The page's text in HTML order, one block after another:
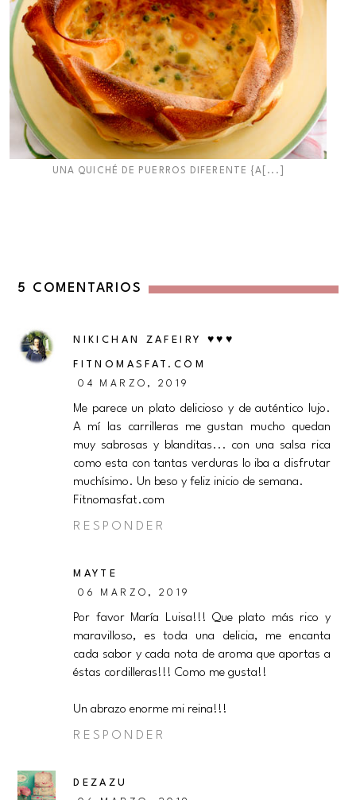
UNA QUICHÉ DE PUERROS DIFERENTE {A[...]
5 COMENTARIOS
NIKICHAN ZAFEIRY ♥♥♥
FITNOMASFAT.COM
04 MARZO, 2019
Me parece un plato delicioso y de auténtico lujo.
A mí las carrilleras me gustan mucho quedan
muy sabrosas y blanditas... con una salsa rica
como esta con tantas verduras lo iba a disfrutar
muchísimo. Un beso y feliz inicio de semana.
Fitnomasfat.com
RESPONDER
MAYTE
06 MARZO, 2019
Por favor María Luisa!!! Que plato más rico y
maravilloso, es toda una delicia, me encanta
cada sabor y cada nota de aroma que aportas a
éstas cordilleras!!! Como me gusta!!
Un abrazo enorme mi reina!!!
RESPONDER
DEZAZU